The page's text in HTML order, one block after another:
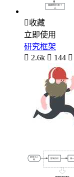
收藏
立即使用
研究框架
 2.6k  144 